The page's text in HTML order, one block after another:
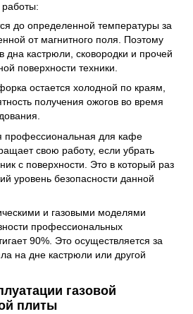
до определенной температуры за
от магнитного поля. Поэтому
дна кастрюли, сковородки и прочей
поверхности техники.
остается холодной по краям,
получения ожогов во время
профессиональная для кафе
свою работу, если убрать
с поверхности. Это в который раз
уровень безопасности данной
и газовыми моделями
профессиональных
90%. Это осуществляется за
на дне кастрюли или другой
газовой
плиты